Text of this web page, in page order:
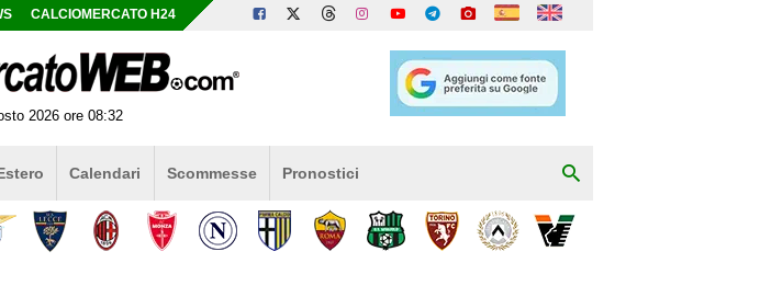
CALCIOMERCATO H24
2026 ore 08:32
Calendari Scommesse Pronostici